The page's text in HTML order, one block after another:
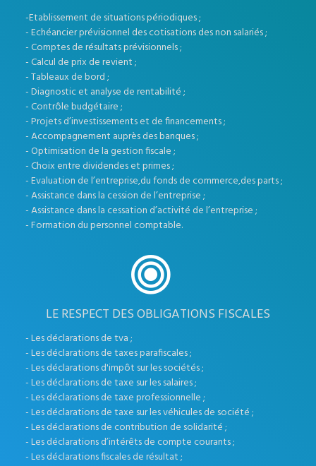
-Etablissement de situations périodiques ;
- Echéancier prévisionnel des cotisations des non salariés ;
- Comptes de résultats prévisionnels ;
- Calcul de prix de revient ;
- Tableaux de bord ;
- Diagnostic et analyse de rentabilité ;
- Contrôle budgétaire ;
- Projets d’investissements et de financements ;
- Accompagnement auprès des banques ;
- Optimisation de la gestion fiscale ;
- Choix entre dividendes et primes ;
- Evaluation de l’entreprise,du fonds de commerce,des parts ;
- Assistance dans la cession de l’entreprise ;
- Assistance dans la cessation d’activité de l’entreprise ;
- Formation du personnel comptable.
LE RESPECT DES OBLIGATIONS FISCALES
- Les déclarations de tva ;
- Les déclarations de taxes parafiscales ;
- Les déclarations d'impôt sur les sociétés ;
- Les déclarations de taxe sur les salaires ;
- Les déclarations de taxe professionnelle ;
- Les déclarations de taxe sur les véhicules de société ;
- Les déclarations de contribution de solidarité ;
- Les déclarations d’intérêts de compte courants ;
- Les déclarations fiscales de résultat ;